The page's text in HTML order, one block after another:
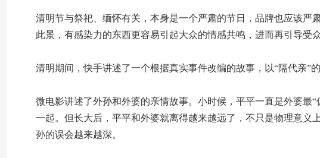
清明节与祭祀、缅怀有关，本身是一个严肃的节日，品牌也应该严
此景，有感染力的东西更容易引起大众的情感共鸣，进而再引导受
清明期间，快手讲述了一个根据真实事件改编的故事，以“隔代亲”
微电影讲述了外孙和外婆的亲情故事。小时候，平平一直是外婆最
一起。但长大后，平平和外婆就离得越来越远了，不只是物理意
孙的误会越来越深。